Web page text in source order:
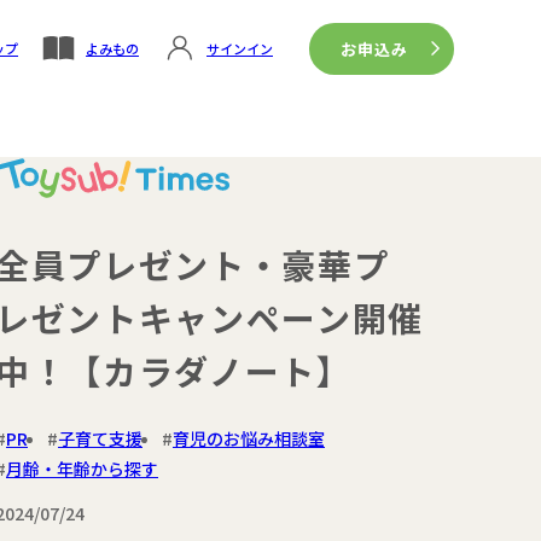
プ よみもの サインイン お申込み
員プレゼント・豪華プ
レゼントキャンペーン開催
！【カラダノート】
PR 子育て支援
育児のお悩み相談室
月齢・年齢から探す
07/24